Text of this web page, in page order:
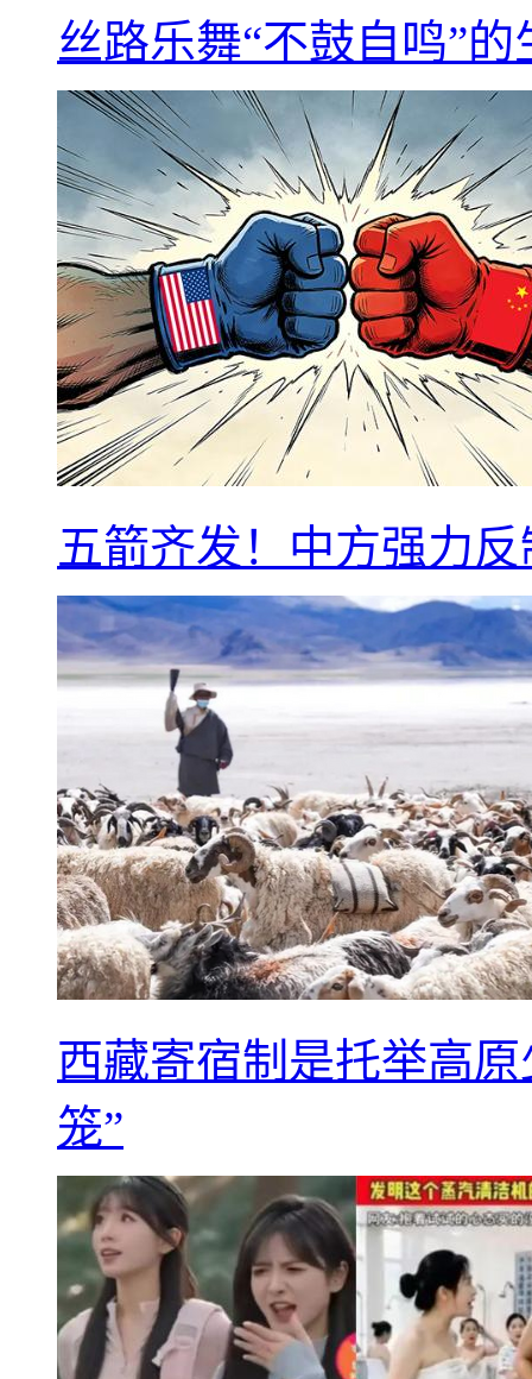
丝路乐舞“不鼓自鸣”
五箭齐发！中方强力
西藏寄宿制是托举高
笼”